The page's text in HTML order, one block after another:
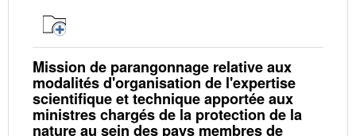
Mission de parangonnage relative aux
modalités d'organisation de l'expertise
scientifique et technique apportée aux
ministres chargés de la protection de la
nature au sein des pays membres de